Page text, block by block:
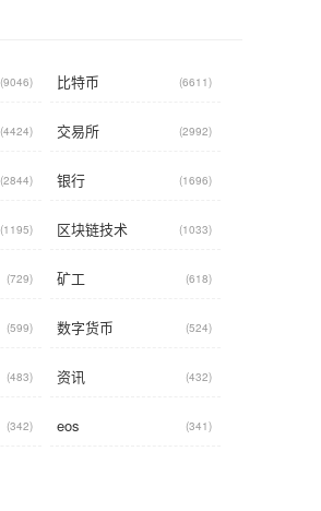
(9046) 比特币 (6611)
(4424) 交易所 (2992)
(2844) 银行 (1696)
(1195) 区块链技术 (1033)
(729) 矿工 (618)
(599) 数字货币 (524)
(483) 资讯 (432)
(342) eos (341)